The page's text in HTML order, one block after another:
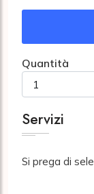
Quantità
Servizi
Si prega di